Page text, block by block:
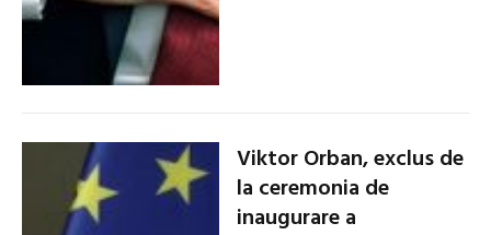
Viktor Orban, exclus de
la ceremonia de
inaugurare a